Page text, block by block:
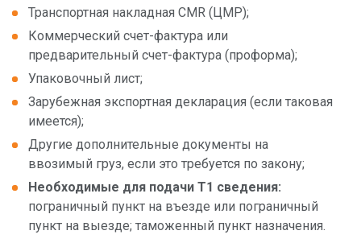
Складские услуги
Автостоянки для грузовых автомобилей
Другие услуги
О компании
Администрация
Транспортная накладная CMR (ЦМР);
Коммерческий счет-фактура или
предварительный счет-фактура (проформа);
Упаковочный лист;
Зарубежная экспортная декларация (если таковая
имеется);
Другие дополнительные документы на
ввозимый груз, если это требуется по закону;
Необходимые для подачи Т1 сведения:
пограничный пункт на въезде или пограничный
пункт на выезде; таможенный пункт назначения.